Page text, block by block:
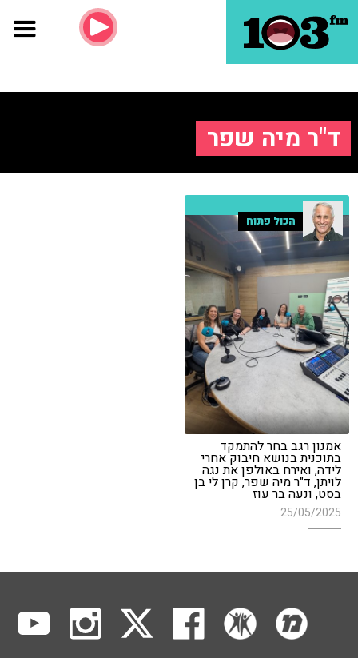
ד"ר מיה שפר
הכול פתוח
אמנון רגב בחר להתמקד
בתוכנית בנושא חיבוק אחרי
לידה, ואירח באולפן את נגה
לויתן, ד"ר מיה שפר, קרן לי בן
בסט, ונעה בר עוז
25/05/2025